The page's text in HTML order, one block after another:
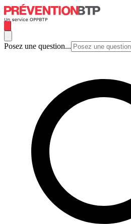
Posez une question...